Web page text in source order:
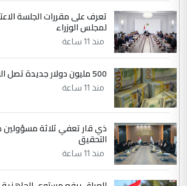
الموضوع :
بين الإهمال واغتصاب الأرض..
الرافدين تعاني الجفاف والتصحر!!
تعرف على مقررات الجلسة
لمجلس الوزراء
منذ 11 ساعة
500 مليون دولار جديدة تصل العراق من الفيدرالي
منذ 11 ساعة
ذي قار تعفي ثلاثة مسؤولين
التحقيق
منذ 11 ساعة